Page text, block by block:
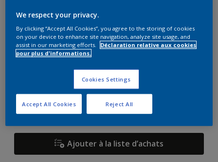
Format
Ajouter à la liste d’achats
We respect your privacy.
By clicking “Accept All Cookies”, you agree to the storing of cookies
on your device to enhance site navigation, analyze site usage, and
assist in our marketing efforts.
Déclaration relative aux cookies
pour plus d'informations.
Cookies Settings
Reject All
Accept All Cookies